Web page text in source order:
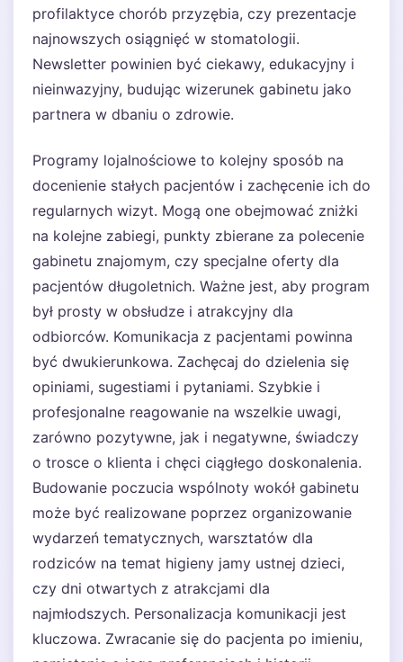
profilaktyce chorób przyzębia, czy prezentacje
najnowszych osiągnięć w stomatologii.
Newsletter powinien być ciekawy, edukacyjny i
nieinwazyjny, budując wizerunek gabinetu jako
partnera w dbaniu o zdrowie.
Programy lojalnościowe to kolejny sposób na
docenienie stałych pacjentów i zachęcenie ich do
regularnych wizyt. Mogą one obejmować zniżki
na kolejne zabiegi, punkty zbierane za polecenie
gabinetu znajomym, czy specjalne oferty dla
pacjentów długoletnich. Ważne jest, aby program
był prosty w obsłudze i atrakcyjny dla
odbiorców. Komunikacja z pacjentami powinna
być dwukierunkowa. Zachęcaj do dzielenia się
opiniami, sugestiami i pytaniami. Szybkie i
profesjonalne reagowanie na wszelkie uwagi,
zarówno pozytywne, jak i negatywne, świadczy
o trosce o klienta i chęci ciągłego doskonalenia.
Budowanie poczucia wspólnoty wokół gabinetu
może być realizowane poprzez organizowanie
wydarzeń tematycznych, warsztatów dla
rodziców na temat higieny jamy ustnej dzieci,
czy dni otwartych z atrakcjami dla
najmłodszych. Personalizacja komunikacji jest
kluczowa. Zwracanie się do pacjenta po imieniu,